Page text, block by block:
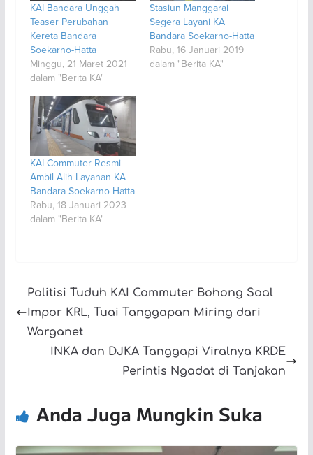
KAI Bandara Unggah
Teaser Perubahan
Kereta Bandara
Soekarno-Hatta
Minggu, 21 Maret 2021
dalam "Berita KA"
Stasiun Manggarai
Segera Layani KA
Bandara Soekarno-Hatta
Rabu, 16 Januari 2019
dalam "Berita KA"
KAI Commuter Resmi
Ambil Alih Layanan KA
Bandara Soekarno Hatta
Rabu, 18 Januari 2023
dalam "Berita KA"
Politisi Tuduh KAI Commuter Bohong Soal
Impor KRL, Tuai Tanggapan Miring dari
Warganet
INKA dan DJKA Tanggapi Viralnya KRDE
Perintis Ngadat di Tanjakan
Anda Juga Mungkin Suka